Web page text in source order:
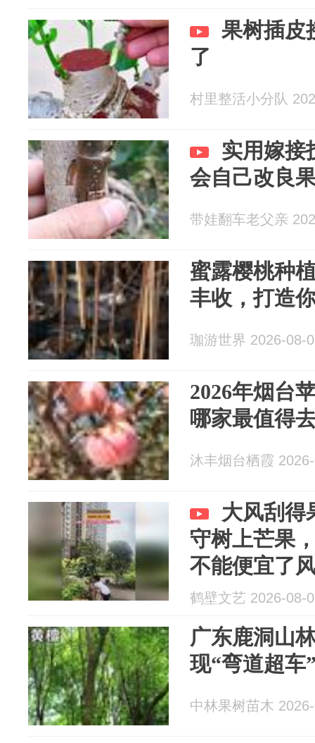
果树插皮
了
村里整活小分队
实用嫁接
会自己改良
带娃翻车老父亲
蜜露樱桃种
丰收，打造
珈游世界 2026-08-
2026年烟台
哪家最值得
沐丰烟台栖霞
大风刮得
守树上芒果
不能便宜了
鹤壁文艺 2026-08-
广东鹿洞山
现“弯道超车
中林果树苗木